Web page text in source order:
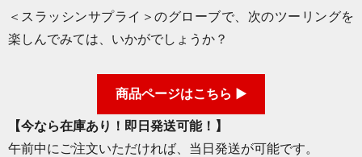
＜スラッシンサプライ＞のグローブで、次のツーリングを
楽しんでみては、いかがでしょうか？
商品ページはこちら ▶
【今なら在庫あり！即日発送可能！ 】
午前中にご注文いただければ、当日発送が可能です。